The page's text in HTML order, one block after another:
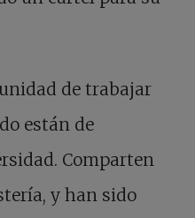
de trabajar
están de
Comparten
y han sido